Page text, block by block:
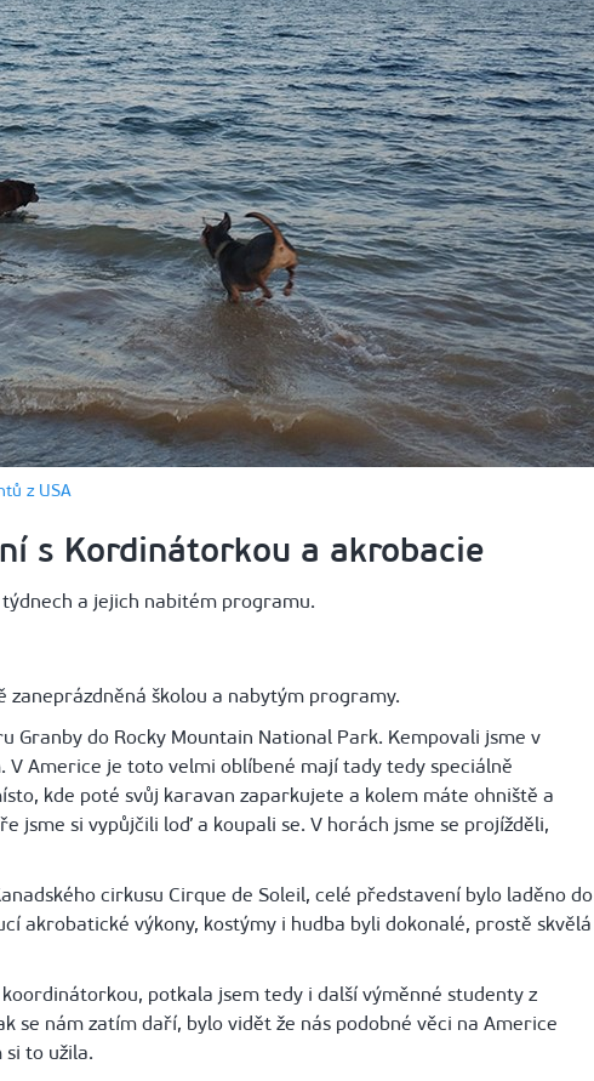
z USA
s Kordinátorkou a akrobacie
a jejich nabitém programu.
zaneprázdněná školou a nabytým programy.
Granby do Rocky Mountain National Park. Kempovali jsme v
Americe je toto velmi oblíbené mají tady tedy speciálně
kde poté svůj karavan zaparkujete a kolem máte ohniště a
jsme si vypůjčili loď a koupali se. V horách jsme se projížděli,
cirkusu Cirque de Soleil, celé představení bylo laděno do
akrobatické výkony, kostýmy i hudba byli dokonalé, prostě skvělá
potkala jsem tedy i další výměnné studenty z
se nám zatím daří, bylo vidět že nás podobné věci na Americe
si to užila.